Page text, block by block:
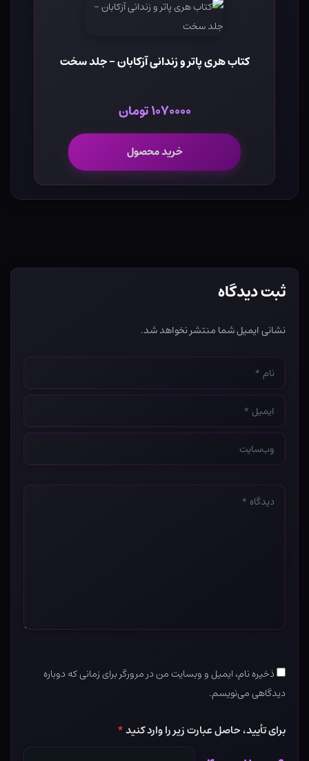
کتاب هری پاتر و زندانی آزکابان - جلد سخت
۱۰۷۰۰۰۰ تومان
خرید محصول
ثبت دیدگاه
نشانی ایمیل شما منتشر نخواهد شد.
نام
*
ایمیل
*
وب‌سایت
*
دیدگاه
ذخیره نام، ایمیل و وبسایت من در مرورگر برای زمانی که دوباره
دیدگاهی می‌نویسم.
برای تأیید، حاصل عبارت زیر را وارد کنید*